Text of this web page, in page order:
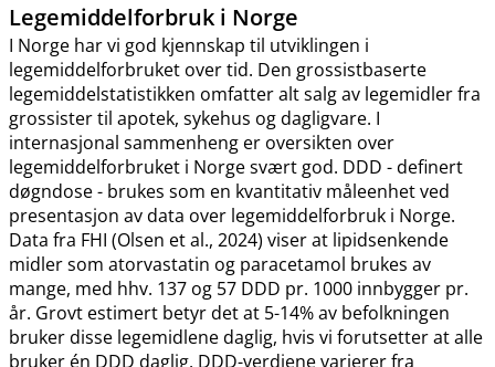
Legemiddelforbruk i Norge
I Norge har vi god kjennskap til utviklingen i
legemiddelforbruket over tid. Den grossistbaserte
legemiddelstatistikken omfatter alt salg av legemidler fra
grossister til apotek, sykehus og dagligvare. I
internasjonal sammenheng er oversikten over
legemiddelforbruket i Norge svært god. DDD - definert
døgndose - brukes som en kvantitativ måleenhet ved
presentasjon av data over legemiddelforbruk i Norge.
Data fra FHI (Olsen et al., 2024) viser at lipidsenkende
midler som atorvastatin og paracetamol brukes av
mange, med hhv. 137 og 57 DDD pr. 1000 innbygger pr.
år. Grovt estimert betyr det at 5-14% av befolkningen
bruker disse legemidlene daglig, hvis vi forutsetter at alle
bruker én DDD daglig. DDD-verdiene varierer fra